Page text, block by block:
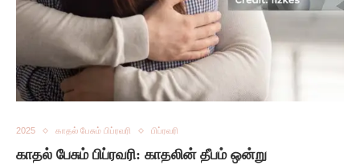
2025 காதல் பேசும் பிப்ரவரி பிப்ரவரி
காதல் பேசும் பிப்ரவரி: காதலின் தீபம் ஒன்று